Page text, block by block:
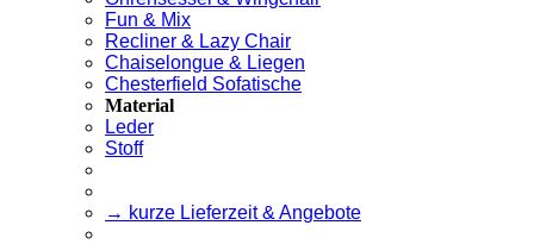
Fun & Mix
Recliner & Lazy Chair
Chaiselongue & Liegen
Chesterfield Sofatische
Material
Leder
Stoff
→ kurze Lieferzeit & Angebote